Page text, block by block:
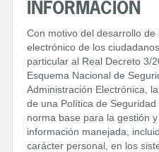
INFORMACIÓN
Con motivo del desarrollo
electrónico de los
particular al Real Decreto 3/
Esquema Nacional de
Administración Electrónica,
de una Política de
norma base para la gestión
información manejada,
carácter personal, en los